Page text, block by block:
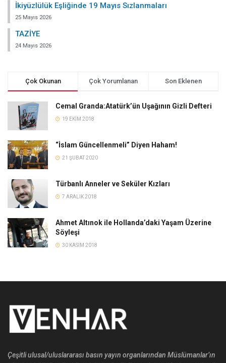
İkiyüzlülük Eşliğinde 19 Mayıs Sızlanmaları
25 Mayıs 2026
TAZİYE
24 Mayıs 2026
Çok Okunan Çok Yorumlanan Son Eklenen
Cemal Granda:Atatürk’ün Uşağının Gizli Defteri
19 EKIM 2018
“İslam Güncellenmeli” Diyen Haham!
21 ŞUBAT 2020
Türbanlı Anneler ve Seküler Kızları
7 ARALIK 2018
Ahmet Altınok ile Hollanda’daki Yaşam Üzerine
Söyleşi
30 KASIM 2018
Çeşitli ulusal/uluslararası basın yayın organlarından Müslümanlar’ın